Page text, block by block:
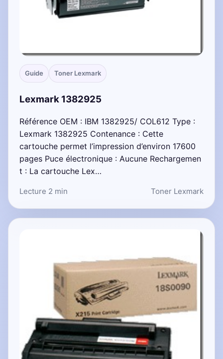
Guide Toner Lexmark
Lexmark 1382925
Référence OEM : IBM 1382925/ COL612 Type :
Lexmark 1382925 Contenance : Cette
cartouche permet l’impression d’environ 17600
pages Puce électronique : Aucune Rechargemen
t : La cartouche Lex…
Lecture 2 min Toner Lexmark